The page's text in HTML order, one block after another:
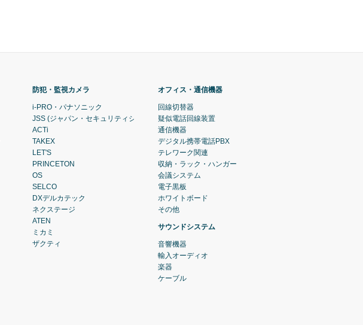
防犯・監視カメラ
i-PRO・パナソニック
JSS (ジャパン・セキュリティシステム)
ACTi
TAKEX
LET'S
PRINCETON
OS
SELCO
DXデルカテック
ネクステージ
ATEN
ミカミ
ザクティ
オフィス・通信機器
回線切替器
疑似電話回線装置
通信機器
デジタル携帯電話PBX
テレワーク関連
収納・ラック・ハンガー
会議システム
電子黒板
ホワイトボード
その他
サウンドシステム
音響機器
輸入オーディオ
楽器
ケーブル